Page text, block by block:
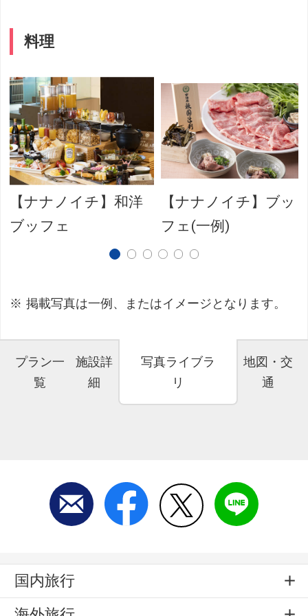
料理
【ナナノイチ】和洋
ブッフェ
【ナナノイチ】ブッ
フェ(一例)
掲載写真は一例、またはイメージとなります。
プラン一
覧
施設詳
細
写真ライブラ
リ
地図・交
通
国内旅行